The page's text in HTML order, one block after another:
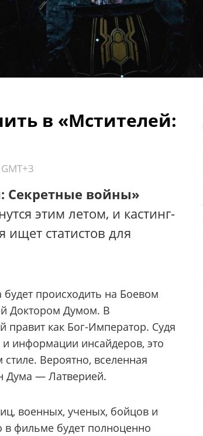
в «Мстителей:
Секретные войны»
этим летом, и кастинг-
ищет статистов для
происходить на Боевом
Доктором Думом. В
правит как Бог-Император. Судя
информации инсайдеров, это
Вероятно, вселенная
Дума — Латверией.
военных, ученых, бойцов и
в фильме будет полноценно